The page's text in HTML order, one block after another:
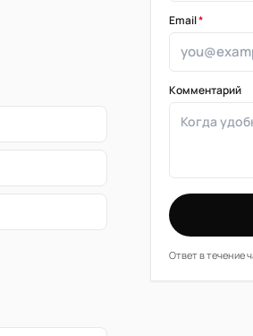
Email*
Комментарий
Ответ в течение